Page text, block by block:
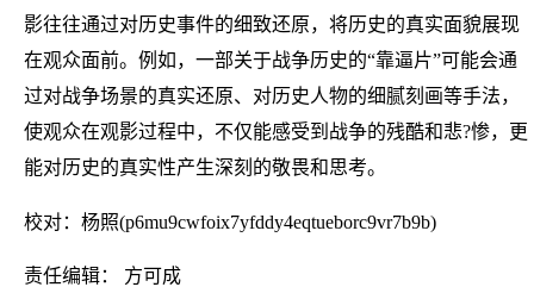
影往往通过对历史事件的细致还原，将历史的真实面貌展现
在观众面前。例如，一部关于战争历史的“靠逼片”可能会通
过对战争场景的真实还原、对历史人物的细腻刻画等手法，
使观众在观影过程中，不仅能感受到战争的残酷和悲?惨，更
能对历史的真实性产生深刻的敬畏和思考。
校对：杨照(p6mu9cwfoix7yfddy4eqtueborc9vr7b9b)
责任编辑： 方可成